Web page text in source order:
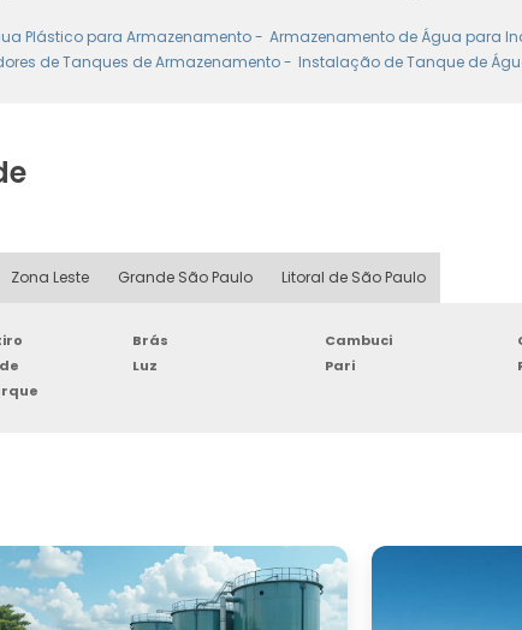
Plástico para Armazenamento - Armazenamento de Água para
de Tanques de Armazenamento - Instalação de Tanque de
Zona Leste Grande São Paulo Litoral de São Paulo
Brás Cambuci
Luz Pari